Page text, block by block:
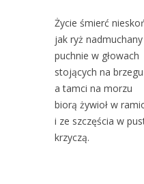
Życie śmierć
jak ryż nadmuchany
puchnie w głowach
stojących na brzegu
a tamci na morzu
biorą żywioł w
i ze szczęścia w
krzyczą.
Janina